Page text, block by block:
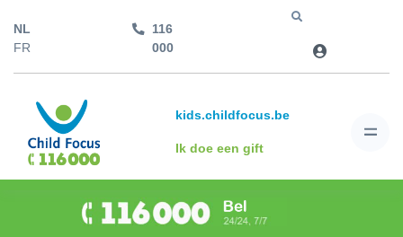
NL
FR
116
000
kids.childfocus.be
Ik doe een gift